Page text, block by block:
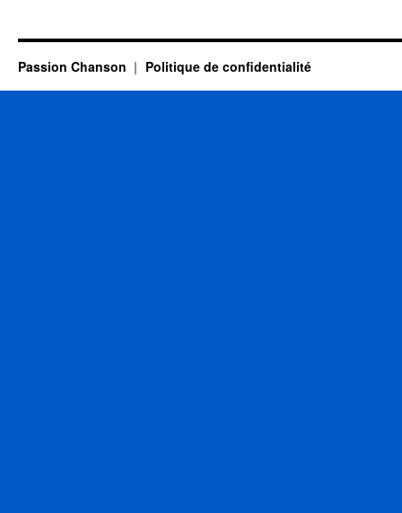
Passion Chanson Politique de confidentialité